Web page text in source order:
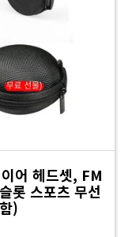
어 헤드셋, FM
롯 스포츠 무선
)